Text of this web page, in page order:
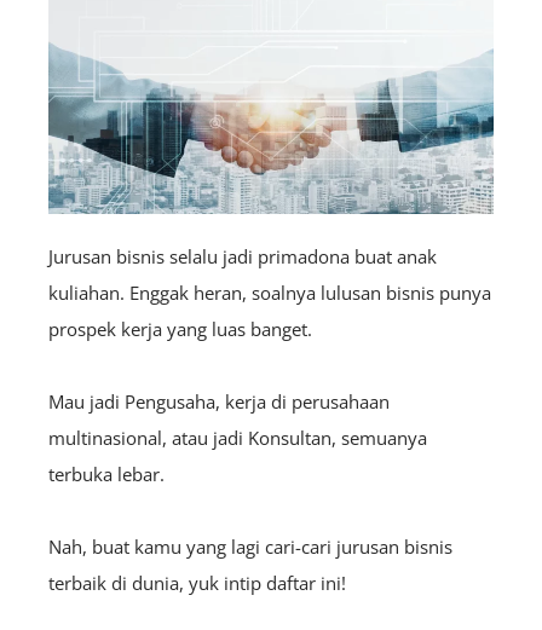
Jurusan bisnis selalu jadi primadona buat anak
kuliahan. Enggak heran, soalnya lulusan bisnis punya
prospek kerja yang luas banget.
Mau jadi Pengusaha, kerja di perusahaan
multinasional, atau jadi Konsultan, semuanya
terbuka lebar.
Nah, buat kamu yang lagi cari-cari jurusan bisnis
terbaik di dunia, yuk intip daftar ini!